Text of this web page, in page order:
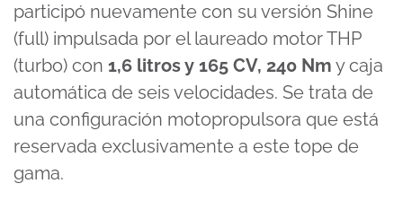
participó nuevamente con su versión Shine
(full) impulsada por el laureado motor THP
(turbo) con 1,6 litros y 165 CV, 240 Nm y caja
automática de seis velocidades. Se trata de
una configuración motopropulsora que está
reservada exclusivamente a este tope de
gama.